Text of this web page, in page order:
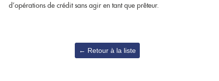
BASSON
Etui & Housse
Divers
FANFARE ET MARCHING
OCCASIONS
Ténor
Baryton
Coups de coeur
d’opérations de crédit sans agir en tant que prêteur.
← Retour à la liste